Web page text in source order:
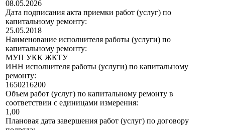
08.05.2026
Дата подписания акта приемки работ (услуг) по
капитальному ремонту:
25.05.2018
Наименование исполнителя работы (услуги) по
капитальному ремонту:
МУП УКК ЖКТУ
ИНН исполнителя работы (услуги) по капитальному
ремонту:
1650216200
Объем работ (услуг) по капитальному ремонту в
соответствии с единицами измерения:
1,00
Плановая дата завершения работ (услуг) по договору